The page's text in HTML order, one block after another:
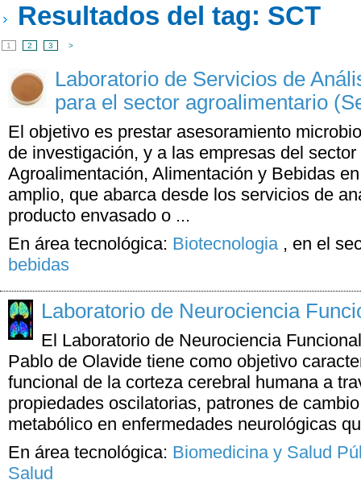
Resultados del tag: SCT
1 2 3 >
Laboratorio de Servicios de
para el sector agroalimentario
El objetivo es prestar asesoramiento
de investigación, y a las empresas del sector
Agroalimentación, Alimentación y Bebidas
amplio, que abarca desde los servicios de
producto envasado o ...
En área tecnológica: Biotecnologia , en el
bebidas
Laboratorio de Neurociencia
El Laboratorio de Neurociencia
Pablo de Olavide tiene como objetivo
funcional de la corteza cerebral humana a
propiedades oscilatorias, patrones de
metabólico en enfermedades neurológicas
En área tecnológica: Biomedicina y Salud
Salud